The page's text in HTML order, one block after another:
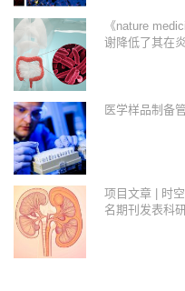
《nature
谢降低了其在
医学样品制备
项目文章 | 时
名期刊发表科